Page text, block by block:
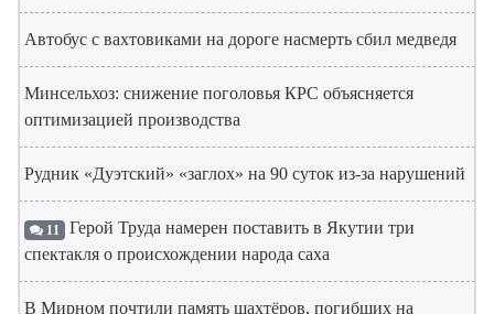
Автобус с вахтовиками на дороге насмерть сбил медведя
Минсельхоз: снижение поголовья КРС объясняется
оптимизацией производства
Рудник «Дуэтский» «заглох» на 90 суток из-за нарушений
11 Герой Труда намерен поставить в Якутии три
спектакля о происхождении народа саха
В Мирном почтили память шахтёров, погибших на